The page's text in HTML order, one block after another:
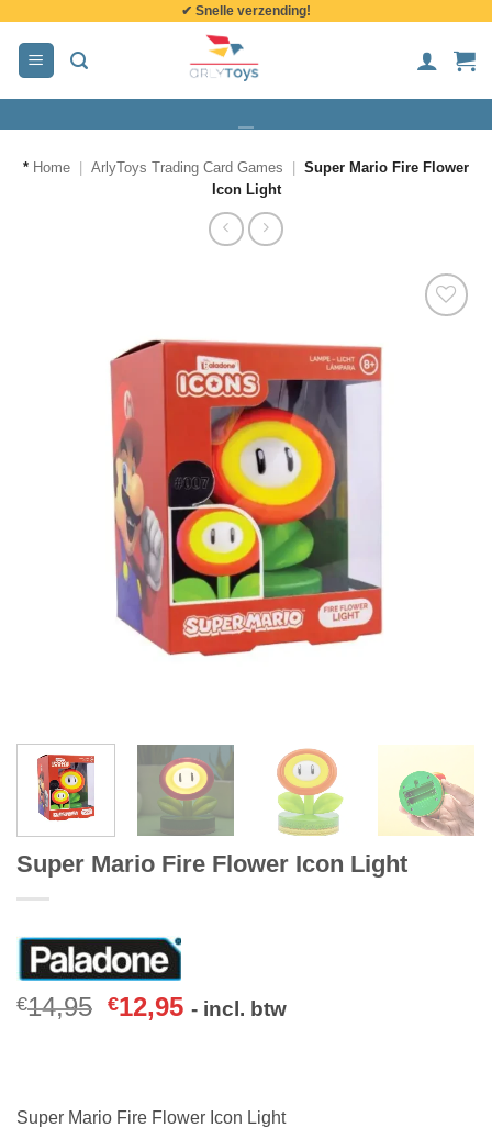
inhoud
✔ Snelle verzending!
* Home ArlyToys Trading Card Games
Super Mario Fire Flower
Icon Light
Super Mario Fire Flower Icon Light
€14,95 €12,95 - incl. btw
Super Mario Fire Flower Icon Light